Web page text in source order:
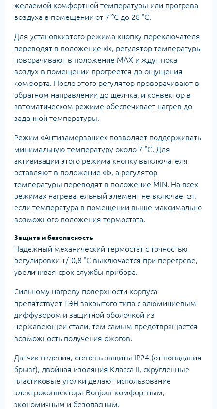
желаемой комфортной температуры или прогрева
воздуха в помещении от 7 °С до 28 °С.
Для установкиэтого режима кнопку переключателя
переводят в положение «І», регулятор температуры
поворачивают в положение МАХ и ждут пока
воздух в помещении прогреется до ощущения
комфорта. После этого регулятор проворачивают в
обратном направлении до щелчка, и конвектор в
автоматическом режиме обеспечивает нагрев до
заданной температуры.
Режим «Антизамерзание» позволяет поддерживать
минимальную температуру около 7 °С. Для
активизации этого режима кнопку выключателя
оставляют в положение «І», а регулятор
температуры переводят в положение MIN. На всех
режимах нагревательный элемент не включается,
если температура в помещении выше максимально
возможного положения термостата.
Защита и безопасность
Надежный механический термостат с точностью
регулировки +/-0,8 °С выключается при перегреве,
увеличивая срок службы прибора.
Сильному нагреву поверхности корпуса
препятствует ТЭН закрытого типа с алюминиевым
диффузором и защитной оболочкой из
нержавеющей стали, тем самым предотвращается
возможность получения ожогов.
Датчик падения, степень защиты IP24 (от попадания
брызг), двойная изоляция Класса II, скругленные
пластиковые уголки делают использование
электроконвектора Bonjour комфортным,
экономичным и безопасным.